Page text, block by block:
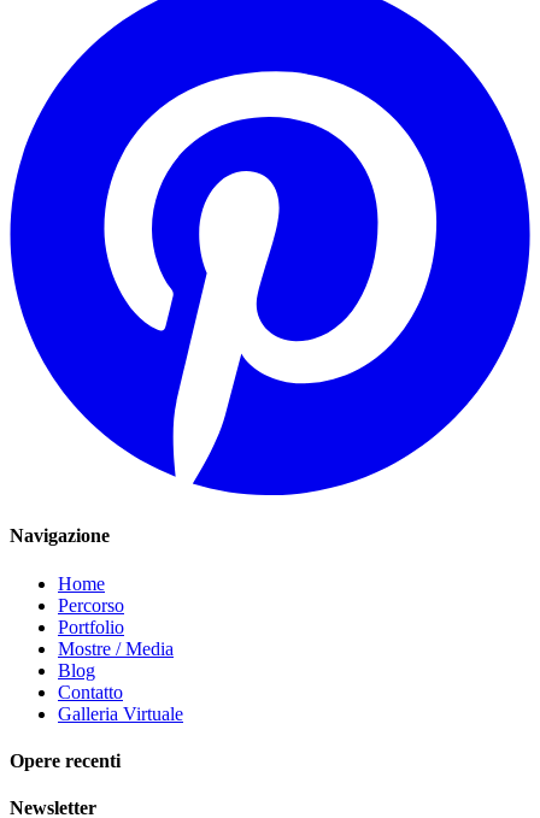
Navigazione
Home
Percorso
Portfolio
Mostre / Media
Blog
Contatto
Galleria Virtuale
Opere recenti
Newsletter